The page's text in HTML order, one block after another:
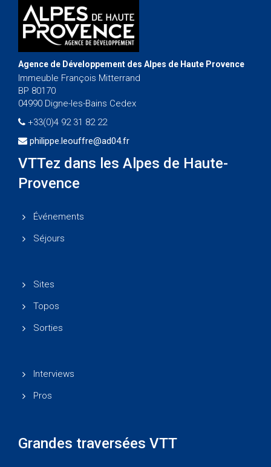
Agence de Développement des Alpes de Haute Provence
Immeuble François Mitterrand
BP 80170
04990 Digne-les-Bains Cedex
+33(0)4 92 31 82 22
philippe.leouffre@ad04.fr
VTTez dans les Alpes de Haute-
Provence
Événements
Séjours
Sites
Topos
Sorties
Interviews
Pros
Grandes traversées VTT